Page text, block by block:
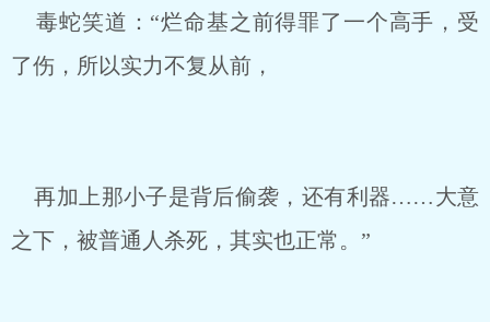
毒蛇笑道：“烂命基之前得罪了一个高手，受
了伤，所以实力不复从前，
再加上那小子是背后偷袭，还有利器……大意
之下，被普通人杀死，其实也正常。”